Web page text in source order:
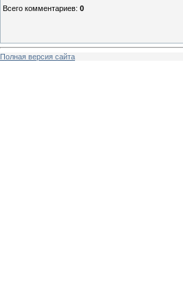
Всего комментариев: 0
Полная версия сайта